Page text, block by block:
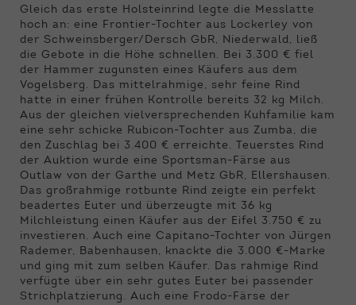
Gleich das erste Holsteinrind legte die Messlatte
hoch an: eine Frontier-Tochter aus Lockerley von
der Schweinsberger/Dersch GbR, Niederwald, ließ
die Gebote in die Höhe schnellen. Bei 3.300 € fiel
der Hammer zugunsten eines Käufers aus dem
Vogelsberg. Das mittelrahmige, sehr feine Rind
hatte in einer frühen Kontrolle bereits 32 kg Milch.
Aus der gleichen vielversprechenden Kuhfamilie kam
eine sehr schicke Rubicon-Tochter aus Zumba, die
den Zuschlag bei 3.400 € erreichte. Teuerstes Rind
der Auktion wurde eine Sportsman-Färse aus
Outlaw von der Garthe und Metz GbR, Ellershausen.
Das großrahmige rotbunte Rind zeigte ein perfekt
beadertes Euter und überzeugte mit 36 kg
Milchleistung einen Käufer aus der Eifel 3.750 € zu
investieren. Auch eine Capitano-Tochter von Jürgen
Rademer, Babenhausen, knackte die 3.000 €-Marke
und ging mit zum selben Käufer. Das rahmige Rind
verfügte über ein sehr gutes Euter bei passender
Strichplatzierung. Auch eine Frodo-Färse der